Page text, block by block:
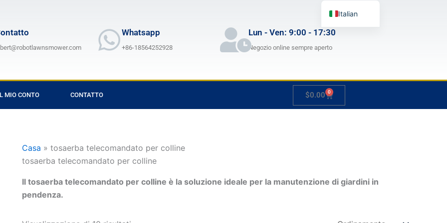
Whatsapp
+86-18564252928
Lun - Ven: 9:00 - 17:30
Negozio online sempre aperto
MIO CONTO CONTATTO $0.00 0
Carrello
Casa » tosaerba telecomandato per colline
tosaerba telecomandato per colline
Il tosaerba telecomandato per colline è la soluzione ideale per la manutenzione di giardini in
pendenza.
Italian
Japanese